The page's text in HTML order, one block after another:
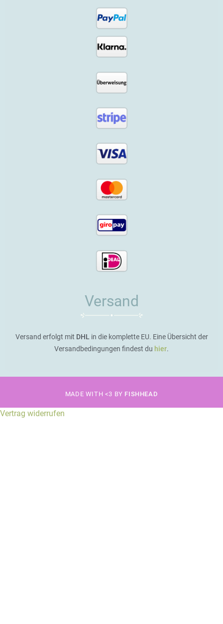
Versand
Versand erfolgt mit DHL in die komplette EU. Eine Übersicht der
Versandbedingungen findest du hier.
MADE WITH <3 BY FISHHEAD
Vertrag widerrufen